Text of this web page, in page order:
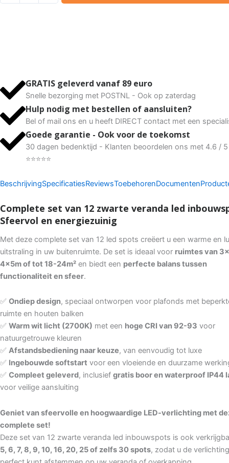
Kies
afstandsbediening
aantal
GRATIS geleverd vanaf 89 euro
Snelle bezorging met POSTNL - Ook op zaterdag
Hulp nodig met bestellen of aansluiten?
Bel of mail ons en u heeft DIRECT contact met een
Goede garantie - Ook voor de toekomst
30 dagen bedenktijd - Klanten beoordelen ons met 4.6 / 5
⭐⭐⭐⭐⭐
BeschrijvingSpecificatiesReviewsToebehorenDocumenten
Complete set van 12 zwarte veranda led
Sfeervol en energiezuinig
Met deze complete set van 12 led spots creëert u een warme en
uitstraling in uw buitenruimte. De set is ideaal voor ruimtes van
4x5m of tot 18-24m² en biedt een perfecte balans tussen
functionaliteit en sfeer.
✅ Ondiep design, speciaal ontworpen voor plafonds met
ruimte en houten balken
✅ Warm wit licht (2700K) met een hoge CRI van 92-93 voor
natuurgetrouwe kleuren
✅ Afstandsbediening naar keuze, van eenvoudig tot luxe
✅ Ingebouwde softstart voor een vloeiende en duurzame
✅ Compleet geleverd, inclusief gratis boor en waterproof IP44
voor veilige aansluiting
Geniet van sfeervolle en hoogwaardige LED-verlichting met
complete set!
Deze set van 12 zwarte veranda led inbouwspots is ook
5, 6, 7, 8, 9, 10, 16, 20, 25 of zelfs 30 spots, zodat u de verlichting